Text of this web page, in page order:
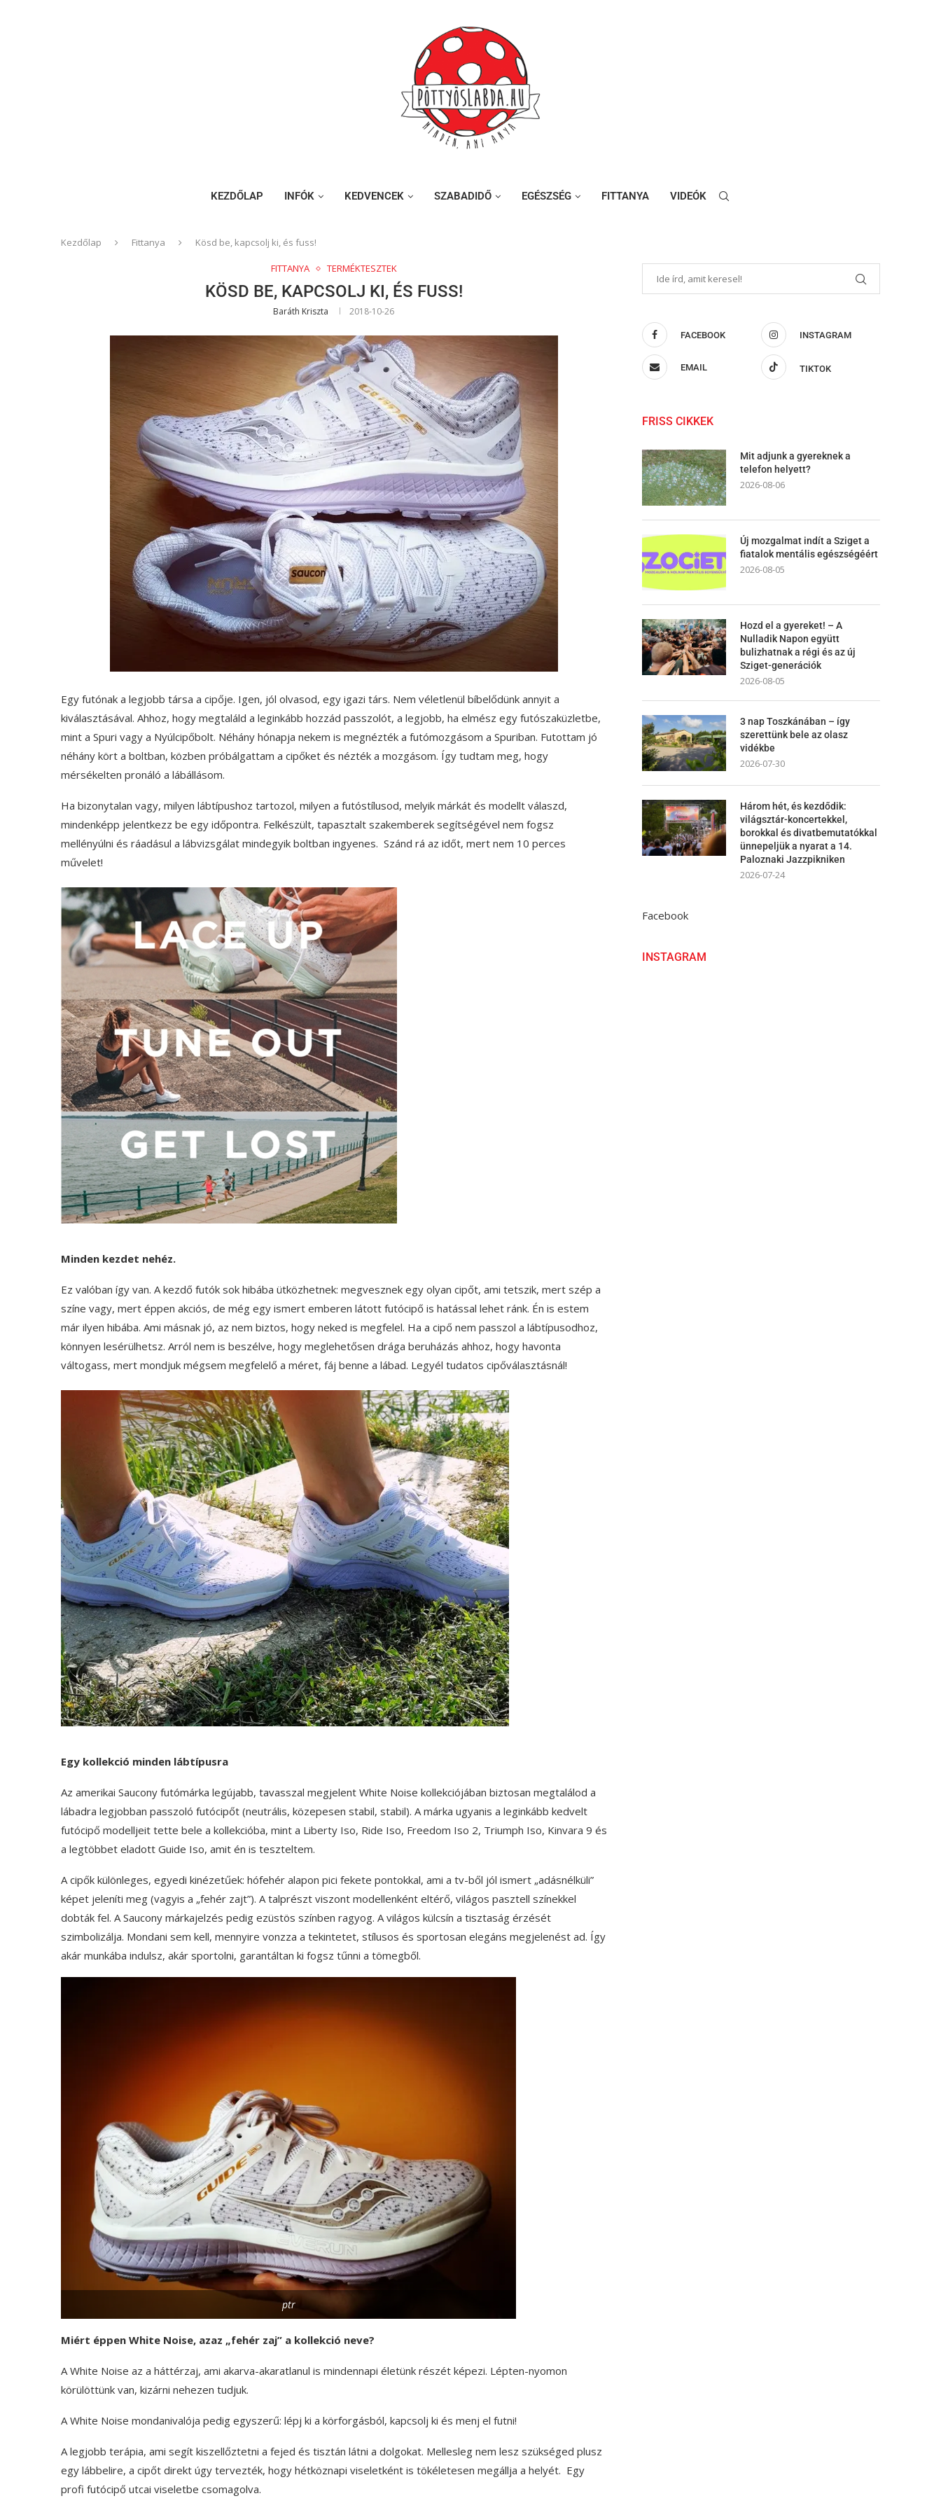
KEZDŐLAP INFÓK KEDVENCEK SZABADIDŐ EGÉSZSÉG FITTANYA VIDEÓK
Kezdőlap Fittanya Kösd be, kapcsolj ki, és fuss!
FITTANYA TERMÉKTESZTEK
KÖSD BE, KAPCSOLJ KI, ÉS FUSS!
Baráth Kriszta 2018-10-26
Egy futónak a legjobb társa a cipője. Igen, jól olvasod, egy igazi társ. Nem véletlenül bíbelődünk annyit a
kiválasztásával. Ahhoz, hogy megtaláld a leginkább hozzád passzolót, a legjobb, ha elmész egy futószaküzletbe,
mint a Spuri vagy a Nyúlcipőbolt. Néhány hónapja nekem is megnézték a futómozgásom a Spuriban. Futottam jó
néhány kört a boltban, közben próbálgattam a cipőket és nézték a mozgásom. Így tudtam meg, hogy
mérsékelten pronáló a lábállásom.
Ha bizonytalan vagy, milyen lábtípushoz tartozol, milyen a futóstílusod, melyik márkát és modellt válaszd,
mindenképp jelentkezz be egy időpontra. Felkészült, tapasztalt szakemberek segítségével nem fogsz
mellényúlni és ráadásul a lábvizsgálat mindegyik boltban ingyenes. Szánd rá az időt, mert nem 10 perces
művelet!
Minden kezdet nehéz.
Ez valóban így van. A kezdő futók sok hibába ütközhetnek: megvesznek egy olyan cipőt, ami tetszik, mert szép a
színe vagy, mert éppen akciós, de még egy ismert emberen látott futócipő is hatással lehet ránk. Én is estem
már ilyen hibába. Ami másnak jó, az nem biztos, hogy neked is megfelel. Ha a cipő nem passzol a lábtípusodhoz,
könnyen lesérülhetsz. Arról nem is beszélve, hogy meglehetősen drága beruházás ahhoz, hogy havonta
váltogass, mert mondjuk mégsem megfelelő a méret, fáj benne a lábad. Legyél tudatos cipőválasztásnál!
Egy kollekció minden lábtípusra
Az amerikai Saucony futómárka legújabb, tavasszal megjelent White Noise kollekciójában biztosan megtalálod a
lábadra legjobban passzoló futócipőt (neutrális, közepesen stabil, stabil). A márka ugyanis a leginkább kedvelt
futócipő modelljeit tette bele a kollekcióba, mint a Liberty Iso, Ride Iso, Freedom Iso 2, Triumph Iso, Kinvara 9 és
a legtöbbet eladott Guide Iso, amit én is teszteltem.
A cipők különleges, egyedi kinézetűek: hófehér alapon pici fekete pontokkal, ami a tv-ből jól ismert „adásnélküli”
képet jeleníti meg (vagyis a „fehér zajt”). A talprészt viszont modellenként eltérő, világos pasztell színekkel
dobták fel. A Saucony márkajelzés pedig ezüstös színben ragyog. A világos külcsín a tisztaság érzését
szimbolizálja. Mondani sem kell, mennyire vonzza a tekintetet, stílusos és sportosan elegáns megjelenést ad. Így
akár munkába indulsz, akár sportolni, garantáltan ki fogsz tűnni a tömegből.
ptr
Miért éppen White Noise, azaz „fehér zaj” a kollekció neve?
A White Noise az a háttérzaj, ami akarva-akaratlanul is mindennapi életünk részét képezi. Lépten-nyomon
körülöttünk van, kizárni nehezen tudjuk.
A White Noise mondanivalója pedig egyszerű: lépj ki a körforgásból, kapcsolj ki és menj el futni!
A legjobb terápia, ami segít kiszellőztetni a fejed és tisztán látni a dolgokat. Mellesleg nem lesz szükséged plusz
egy lábbelire, a cipőt direkt úgy tervezték, hogy hétköznapi viseletként is tökéletesen megállja a helyét. Egy
profi futócipő utcai viseletbe csomagolva.
FACEBOOK INSTAGRAM
EMAIL TIKTOK
FRISS CIKKEK
Mit adjunk a gyereknek a
telefon helyett?
2026-08-06
Új mozgalmat indít a Sziget a
fiatalok mentális egészségéért
2026-08-05
Hozd el a gyereket! – A
Nulladik Napon együtt
bulizhatnak a régi és az új
Sziget-generációk
2026-08-05
3 nap Toszkánában – így
szerettünk bele az olasz
vidékbe
2026-07-30
Három hét, és kezdődik:
világsztár-koncertekkel,
borokkal és divatbemutatókkal
ünnepeljük a nyarat a 14.
Paloznaki Jazzpikniken
2026-07-24
Facebook
INSTAGRAM